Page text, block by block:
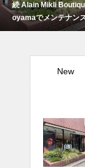
続 Alain Mikli
oyamaでメンテナン
New